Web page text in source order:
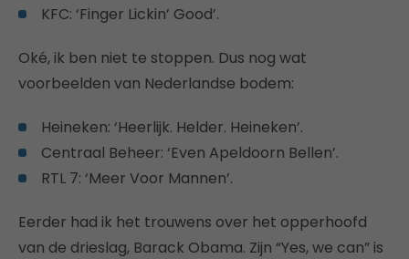
KFC: ‘Finger Lickin’ Good’.
Oké, ik ben niet te stoppen. Dus nog wat
voorbeelden van Nederlandse bodem:
Heineken: ‘Heerlijk. Helder. Heineken’.
Centraal Beheer: ‘Even Apeldoorn Bellen’.
RTL 7: ‘Meer Voor Mannen’.
Eerder had ik het trouwens over het opperhoofd
van de drieslag, Barack Obama. Zijn “Yes, we can” is